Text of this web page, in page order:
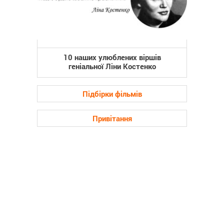
10 наших улюблених віршів
геніальної Ліни Костенко
Підбірки фільмів
Привітання